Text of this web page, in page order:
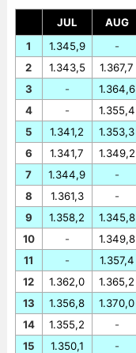
JUL AUG
1
2
3
4
5
6
7
8
9
10
11
12
13
14
15
1.345,9
1.343,5
-
-
1.341,2
1.341,7
1.344,9
1.361,3
1.358,2
-
-
1.362,0
1.356,8
1.355,2
1.350,1
-
1.367,7
1.364,6
1.355,4
1.353,3
1.349,2
-
-
1.345,8
1.349,8
1.357,4
1.365,2
1.370,0
-
-